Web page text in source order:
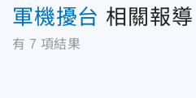
軍機擾台 相關報導
有 7 項結果